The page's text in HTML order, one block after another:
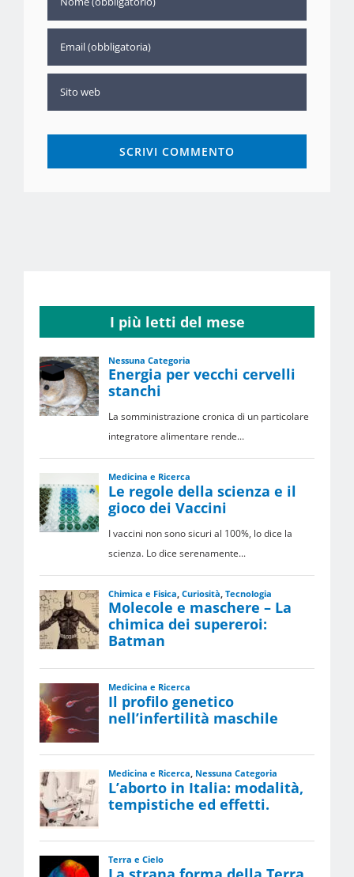
I più letti del mese